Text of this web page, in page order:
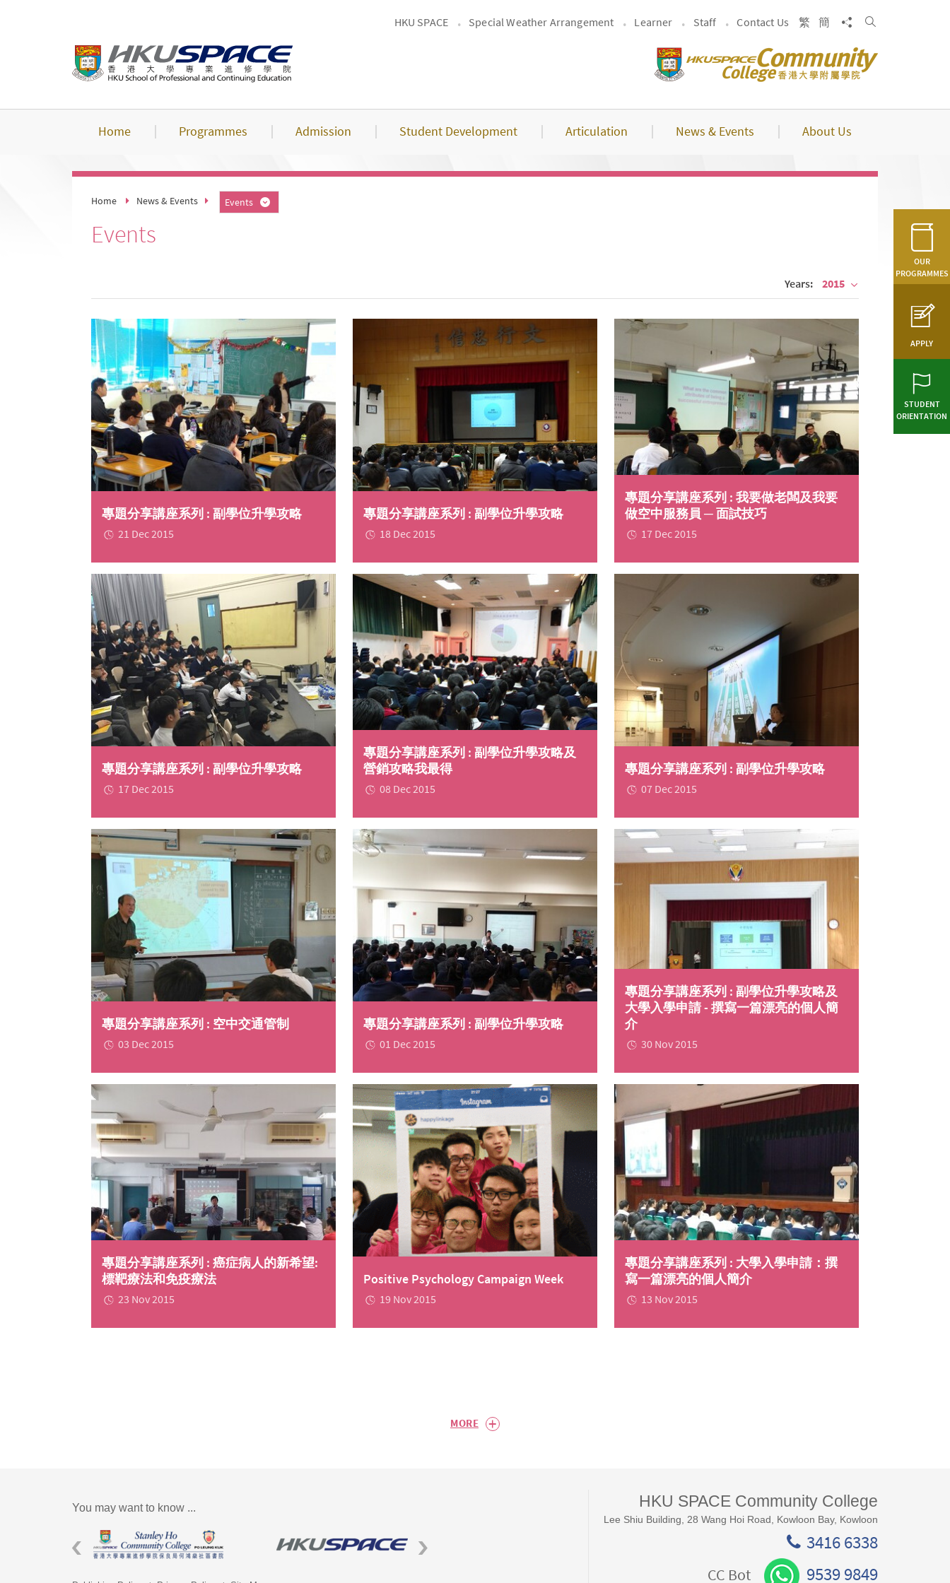
HKU SPACE Special Weather Arrangement Learner Staff Contact Us 繁 簡 Share toSearch
Home Programmes Admission Student Development Articulation News & Events About Us
OUR
PROGRAMMES
APPLY
STUDENT
ORIENTATION
Home News & Events Events
Events
Years: 2015
專題分享講座系列 : 副學位升學攻略
21 Dec 2015
專題分享講座系列 : 副學位升學攻略
18 Dec 2015
專題分享講座系列 : 我要做老闆及我要
做空中服務員 ─ 面試技巧
17 Dec 2015
專題分享講座系列 : 副學位升學攻略
17 Dec 2015
專題分享講座系列 : 副學位升學攻略及
營銷攻略我最得
08 Dec 2015
專題分享講座系列 : 副學位升學攻略
07 Dec 2015
專題分享講座系列 : 空中交通管制
03 Dec 2015
專題分享講座系列 : 副學位升學攻略
01 Dec 2015
專題分享講座系列 : 副學位升學攻略及
大學入學申請 - 撰寫一篇漂亮的個人簡
介
30 Nov 2015
專題分享講座系列 : 癌症病人的新希望:
標靶療法和免疫療法
23 Nov 2015
Positive Psychology Campaign Week
19 Nov 2015
專題分享講座系列 : 大學入學申請：撰
寫一篇漂亮的個人簡介
13 Nov 2015
MORE +
You may want to know ... HKU SPACE Community College
Lee Shiu Building, 28 Wang Hoi Road, Kowloon Bay, Kowloon
3416 6338
CC Bot 9539 9849